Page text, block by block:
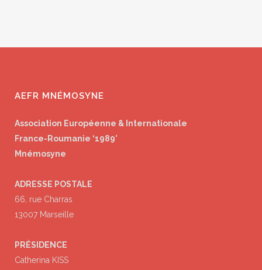
AEFR MNÉMOSYNE
Association Européenne & Internationale
France-Roumanie ‘1989’
Mnémosyne
ADRESSE POSTALE
66, rue Charras
13007 Marseille
PRÉSIDENCE
Catherina KISS